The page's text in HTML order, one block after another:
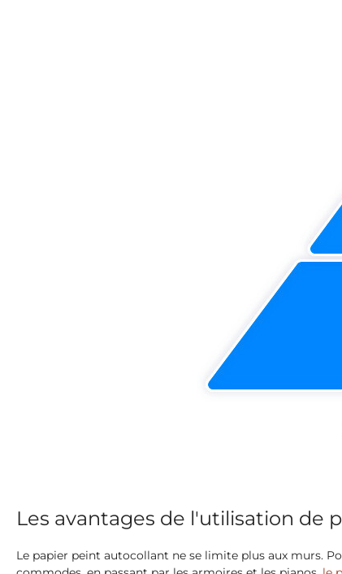
Les avantages de l'utilisation de
Le papier peint autocollant ne se limite plus aux murs.